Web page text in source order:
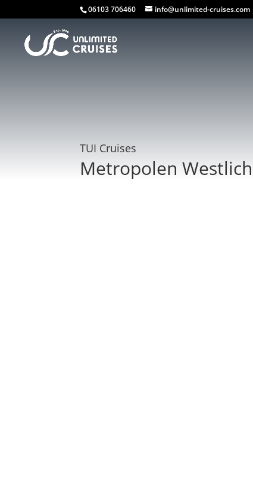
06103 706460 info@unlimited-cruises.com
TUI Cruises
Metropolen